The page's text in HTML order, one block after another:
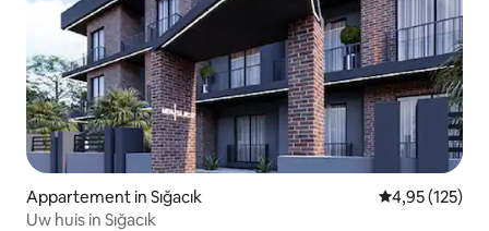
Appartement in Sığacık Gemiddelde
4,95 (125)
Uw huis in Sığacık